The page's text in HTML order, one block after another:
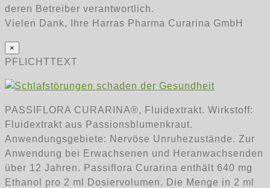
deren Betreiber verantwortlich.
Vielen Dank, Ihre Harras Pharma Curarina GmbH
×
PFLICHTTEXT
PASSIFLORA CURARINA®, Fluidextrakt. Wirkstoff:
Fluidextrakt aus Passionsblumenkraut.
Anwendungsgebiete: Nervöse Unruhezustände. Zur
Anwendung bei Erwachsenen und Heranwachsenden
über 12 Jahren. Passiflora Curarina enthält 640 mg
Ethanol pro 2 ml Dosiervolumen. Die Menge in 2 ml